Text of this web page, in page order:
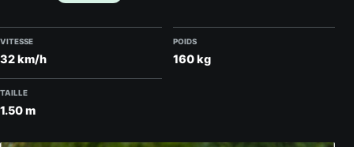
VITESSE
32 km/h
POIDS
160 kg
TAILLE
1.50 m